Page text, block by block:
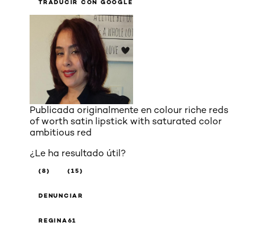
TRADUCIR CON GOOGLE
Publicada originalmente en colour riche reds
of worth satin lipstick with saturated color
ambitious red
¿Le ha resultado útil?
(8) (15)
DENUNCIAR
REGINA61